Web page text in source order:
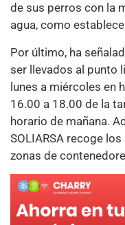
de sus perros con la
agua, como
Por último, ha
ser llevados al punto
lunes a miércoles en
16.00 a 18.00 de la
horario de mañana.
SOLIARSA recoge
zonas de